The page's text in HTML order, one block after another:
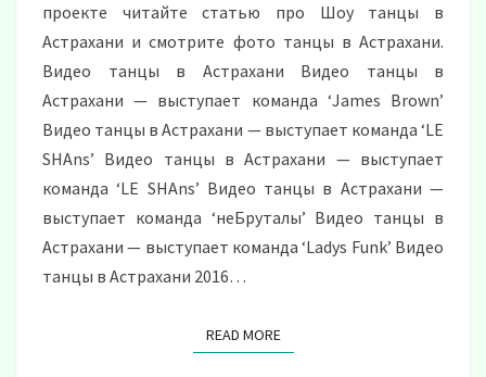
проекте читайте статью про Шоу танцы в
Астрахани и смотрите фото танцы в Астрахани.
Видео танцы в Астрахани Видео танцы в
Астрахани — выступает команда ‘James Brown’
Видео танцы в Астрахани — выступает команда ‘LE
SHAns’ Видео танцы в Астрахани — выступает
команда ‘LE SHAns’ Видео танцы в Астрахани —
выступает команда ‘неБруталы’ Видео танцы в
Астрахани — выступает команда ‘Ladys Funk’ Видео
танцы в Астрахани 2016…
READ MOREREAD MORE